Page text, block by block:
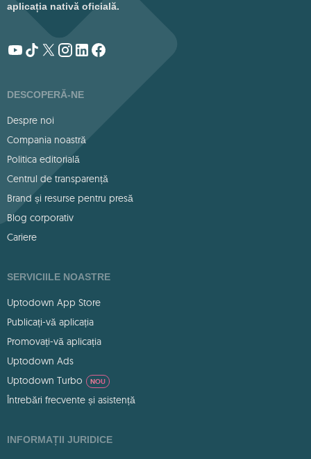
aplicația nativă oficială.
DESCOPERĂ-NE
Despre noi
Compania noastră
Politica editorială
Centrul de transparență
Brand și resurse pentru presă
Blog corporativ
Cariere
SERVICIILE NOASTRE
Uptodown App Store
Publicați-vă aplicația
Promovați-vă aplicația
Uptodown Ads
Uptodown Turbo
NOU
Întrebări frecvente și asistență
INFORMAȚII JURIDICE